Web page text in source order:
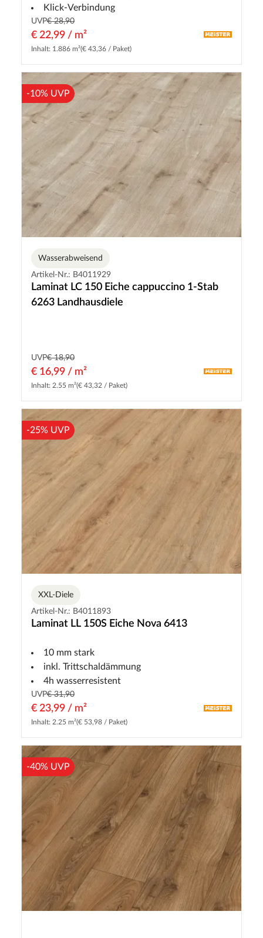
Klick-Verbindung
UVP€ 28,90
€ 22,99 / m²
Inhalt: 1.886 m²(€ 43,36 / Paket)
-10% UVP
Wasserabweisend
Artikel-Nr.: B4011929
Laminat LC 150 Eiche cappuccino 1-Stab
6263 Landhausdiele
UVP€ 18,90
€ 16,99 / m²
Inhalt: 2.55 m²(€ 43,32 / Paket)
-25% UVP
XXL-Diele
Artikel-Nr.: B4011893
Laminat LL 150S Eiche Nova 6413
10 mm stark
inkl. Trittschaldämmung
4h wasserresistent
UVP€ 31,90
€ 23,99 / m²
Inhalt: 2.25 m²(€ 53,98 / Paket)
-40% UVP